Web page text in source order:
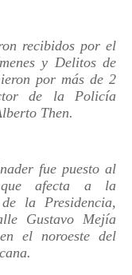
recibidos por el
y Delitos de
por más de 2
de la Policía
Then.
fue puesto al
que afecta a la
la Presidencia,
Gustavo Mejía
el noroeste del